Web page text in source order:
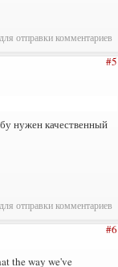
для отправки комментариев
#5
нужен качественный
для отправки комментариев
#6
the way we've